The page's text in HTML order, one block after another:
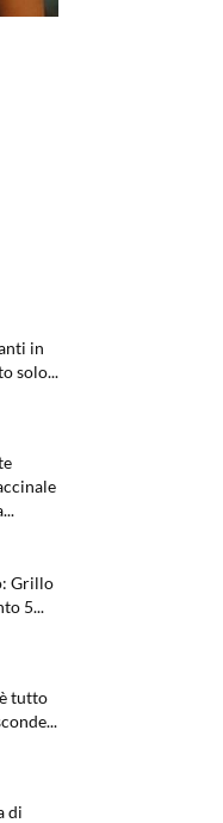
in
solo...
Grillo
5...
tutto
di